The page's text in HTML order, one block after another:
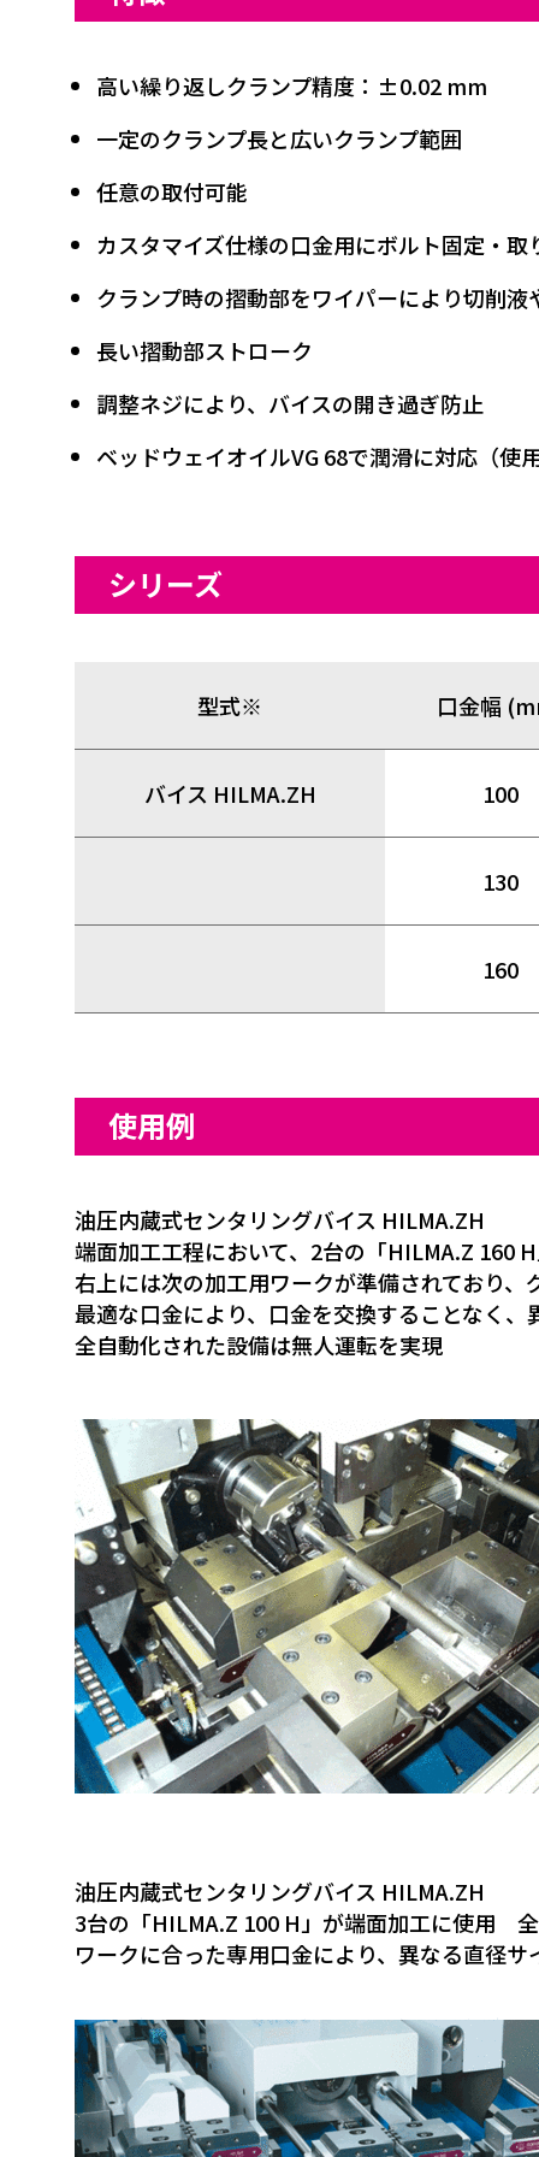
高い繰り返しクランプ精度：±0.02 mm
一定のクランプ長と広いクランプ範囲
任意の取付可能
カスタマイズ仕様の口金用にボルト固定・取
クランプ時の摺動部をワイパーにより切削液
長い摺動部ストローク
調整ネジにより、バイスの開き過ぎ防止
ベッドウェイオイルVG 68で潤滑に対応（使
シリーズ
型式※ 口金幅
バイス HILMA.ZH 100
130
160
使用例
油圧内蔵式センタリングバイス HILMA.ZH
端面加工工程において、2台の「HILMA.Z 160
右上には次の加工用ワークが準備されており
最適な口金により、口金を交換することなく、
全自動化された設備は無人運転を実現
油圧内蔵式センタリングバイス HILMA.ZH
3台の「HILMA.Z 100 H」が端面加工に使用
ワークに合った専用口金により、異なる直径